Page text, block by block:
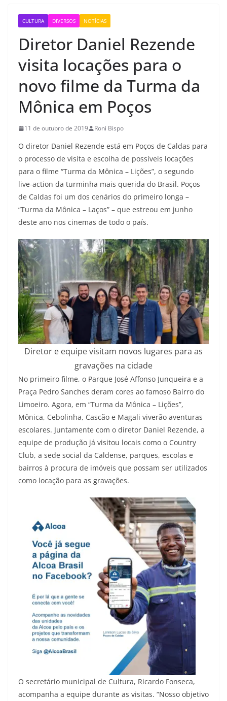
CULTURA DIVERSOS NOTÍCIAS
Diretor Daniel Rezende
visita locações para o
novo filme da Turma da
Mônica em Poços
11 de outubro de 2019 Roni Bispo
O diretor Daniel Rezende está em Poços de Caldas para
o processo de visita e escolha de possíveis locações
para o filme “Turma da Mônica – Lições”, o segundo
live-action da turminha mais querida do Brasil. Poços
de Caldas foi um dos cenários do primeiro longa –
“Turma da Mônica – Laços” – que estreou em junho
deste ano nos cinemas de todo o país.
Diretor e equipe visitam novos lugares para as
gravações na cidade
No primeiro filme, o Parque José Affonso Junqueira e a
Praça Pedro Sanches deram cores ao famoso Bairro do
Limoeiro. Agora, em “Turma da Mônica – Lições”,
Mônica, Cebolinha, Cascão e Magali viverão aventuras
escolares. Juntamente com o diretor Daniel Rezende, a
equipe de produção já visitou locais como o Country
Club, a sede social da Caldense, parques, escolas e
bairros à procura de imóveis que possam ser utilizados
como locação para as gravações.
O secretário municipal de Cultura, Ricardo Fonseca,
acompanha a equipe durante as visitas. “Nosso objetivo